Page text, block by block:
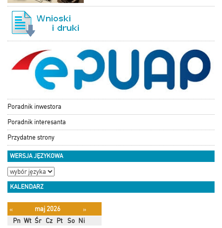
Poradnik inwestora
Poradnik interesanta
Przydatne strony
WERSJA JĘZYKOWA
KALENDARZ
« maj 2026
»
Pn Wt Śr Cz Pt So Ni